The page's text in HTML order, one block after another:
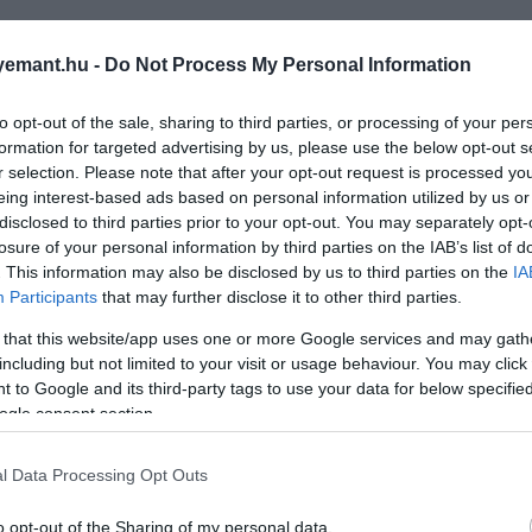
- Do Not Process My Personal Information
opt-out of the sale, sharing to third parties, or processing of your
for targeted advertising by us, please use the below opt-out
selection. Please note that after your opt-out request is processed
interest-based ads based on personal information utilized by us
to third parties prior to your opt-out. You may separately
of your personal information by third parties on the IAB’s list of
This information may also be disclosed by us to third parties on the
Participants that may further disclose it to other third parties.
that this website/app uses one or more Google services and may
but not limited to your visit or usage behaviour. You may
to Google and its third-party tags to use your data for below
consent section.
Data Processing Opt Outs
opt-out of the Sharing of my personal data.
ma is befolyásolják az életünket
a génállományunkban, tudjuk, hogy a faji